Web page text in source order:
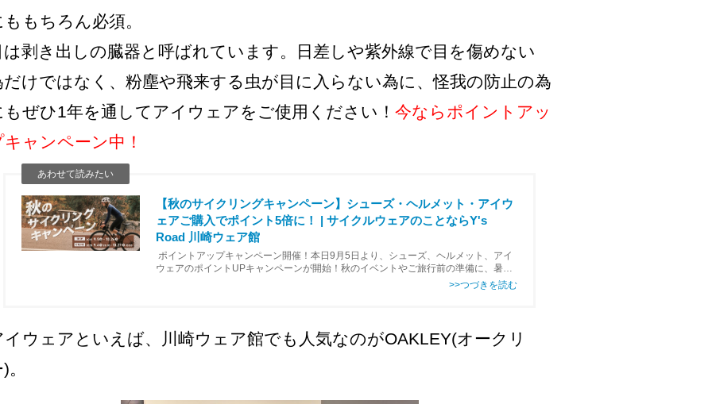
ももちろん必須。
は剥き出しの臓器と呼ばれています。日差しや紫外線で目を傷めない
だけではなく、粉塵や飛来する虫が目に入らない為に、怪我の防止の為
もぜひ1年を通してアイウェアをご使用ください！ 今ならポイントアッ
キャンペーン中！
【秋のサイクリングキャンペーン】シューズ・ヘルメット・アイウ
ェアご購入でポイント5倍に！ | サイクルウェアのことならY's
Road 川崎ウェア館
ポイントアップキャンペーン開催！本日9月5日より、シューズ、ヘルメット、アイ
ウェアのポイントUPキャンペーンが開始！秋のイベントやご旅行前の準備に、暑さ
が続く今、性能の見直しなどのチャンスです。ポイントアップキャンペーンでポイ
イウェアといえば、川崎ウェア館でも人気なのがOAKLEY(オークリ
。